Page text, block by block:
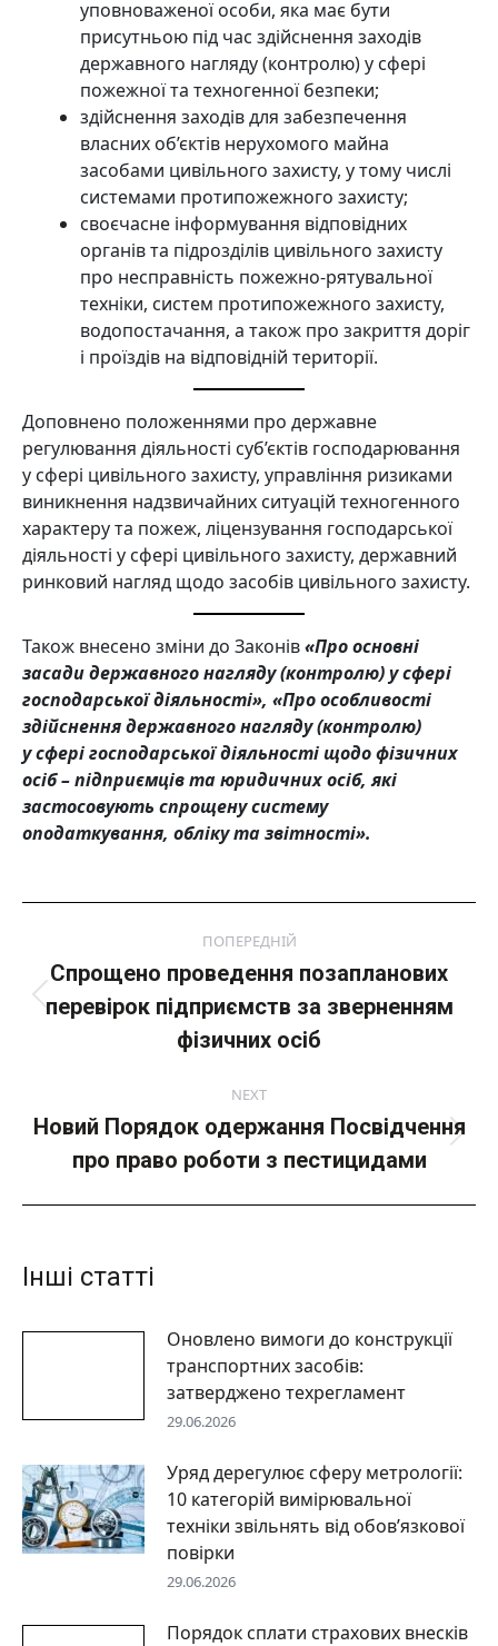
уповноваженої особи, яка має бути
присутньою під час здійснення заходів
державного нагляду (контролю) у сфері
пожежної та техногенної безпеки;
здійснення заходів для забезпечення
власних об’єктів нерухомого майна
засобами цивільного захисту, у тому числі
системами протипожежного захисту;
своєчасне інформування відповідних
органів та підрозділів цивільного захисту
про несправність пожежно-рятувальної
техніки, систем протипожежного захисту,
водопостачання, а також про закриття доріг
і проїздів на відповідній території.
Доповнено положеннями про державне
регулювання діяльності суб’єктів господарювання
у сфері цивільного захисту, управління ризиками
виникнення надзвичайних ситуацій техногенного
характеру та пожеж, ліцензування господарської
діяльності у сфері цивільного захисту, державний
ринковий нагляд щодо засобів цивільного захисту.
Також внесено зміни до Законів«Про основні
засади державного нагляду (контролю) у сфері
господарської діяльності», «Про особливості
здійснення державного нагляду (контролю)
у сфері господарської діяльності щодо фізичних
осіб – підприємців та юридичних осіб, які
застосовують спрощену систему
оподаткування, обліку та звітності».
ПОПЕРЕДНІЙ
Попередній
пост:
Спрощено проведення позапланових
перевірок підприємств за зверненням
фізичних осіб
NEXT
Next
post:
Новий Порядок одержання Посвідчення
про право роботи з пестицидами
Інші статті
Оновлено вимоги до конструкції
транспортних засобів:
затверджено техрегламент
29.06.2026
Уряд дерегулює сферу метрології:
10 категорій вимірювальної
техніки звільнять від обов’язкової
повірки
29.06.2026
Порядок сплати страхових внесків